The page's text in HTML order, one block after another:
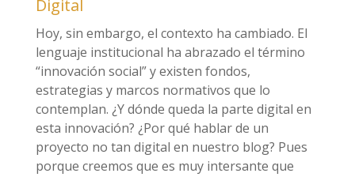
Digital
Hoy, sin embargo, el contexto ha cambiado. El
lenguaje institucional ha abrazado el término
“innovación social” y existen fondos,
estrategias y marcos normativos que lo
contemplan. ¿Y dónde queda la parte digital en
esta innovación? ¿Por qué hablar de un
proyecto no tan digital en nuestro blog? Pues
porque creemos que es muy intersante que